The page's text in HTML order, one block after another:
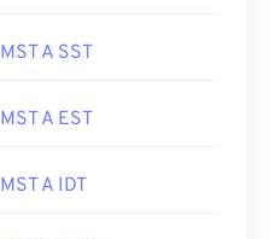
MST A SST
MST A EST
MST A IDT